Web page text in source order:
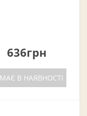
636грн
В НАЯВНОСТІ